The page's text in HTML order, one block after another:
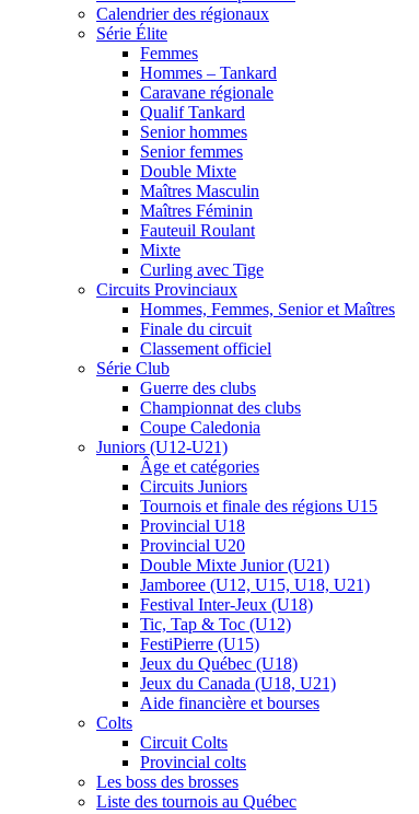
Calendrier des régionaux
Série Élite
Femmes
Hommes – Tankard
Caravane régionale
Qualif Tankard
Senior hommes
Senior femmes
Double Mixte
Maîtres Masculin
Maîtres Féminin
Fauteuil Roulant
Mixte
Curling avec Tige
Circuits Provinciaux
Hommes, Femmes, Senior et Maîtres
Finale du circuit
Classement officiel
Série Club
Guerre des clubs
Championnat des clubs
Coupe Caledonia
Juniors (U12-U21)
Âge et catégories
Circuits Juniors
Tournois et finale des régions U15
Provincial U18
Provincial U20
Double Mixte Junior (U21)
Jamboree (U12, U15, U18, U21)
Festival Inter-Jeux (U18)
Tic, Tap & Toc (U12)
FestiPierre (U15)
Jeux du Québec (U18)
Jeux du Canada (U18, U21)
Aide financière et bourses
Colts
Circuit Colts
Provincial colts
Les boss des brosses
Liste des tournois au Québec